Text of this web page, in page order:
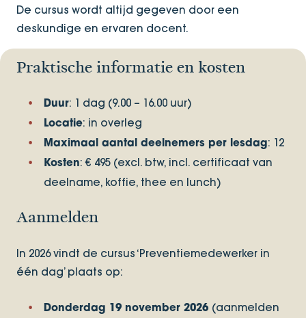
De cursus wordt altijd gegeven door een
deskundige en ervaren docent.
Praktische informatie en kosten
Duur: 1 dag (9.00 – 16.00 uur)
Locatie: in overleg
Maximaal aantal deelnemers per lesdag: 12
Kosten: € 495 (excl. btw, incl. certificaat van
deelname, koffie, thee en lunch)
Aanmelden
In 2026 vindt de cursus ‘Preventiemedewerker in
één dag’ plaats op:
Donderdag 19 november 2026 (aanmelden